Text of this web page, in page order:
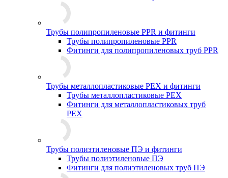
Трубы полипропиленовые PPR и фитинги
Трубы полипропиленовые PPR
Фитинги для полипропиленовых труб PPR
Трубы металлопластиковые PEX и фитинги
Трубы металлопластиковые PEX
Фитинги для металлопластиковых труб
PEX
Трубы полиэтиленовые ПЭ и фитинги
Трубы полиэтиленовые ПЭ
Фитинги для полиэтиленовых труб ПЭ